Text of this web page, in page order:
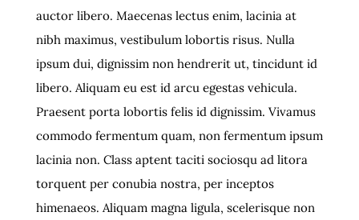
auctor libero. Maecenas lectus enim, lacinia at
nibh maximus, vestibulum lobortis risus. Nulla
ipsum dui, dignissim non hendrerit ut, tincidunt id
libero. Aliquam eu est id arcu egestas vehicula.
Praesent porta lobortis felis id dignissim. Vivamus
commodo fermentum quam, non fermentum ipsum
lacinia non. Class aptent taciti sociosqu ad litora
torquent per conubia nostra, per inceptos
himenaeos. Aliquam magna ligula, scelerisque non